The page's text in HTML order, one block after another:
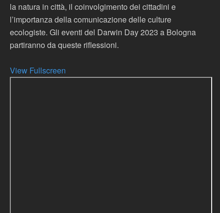
la natura in città, il coinvolgimento dei cittadini e
l’importanza della comunicazione delle culture
ecologiste. Gli eventi del Darwin Day 2023 a Bologna
partiranno da queste riflessioni.
View Fullscreen